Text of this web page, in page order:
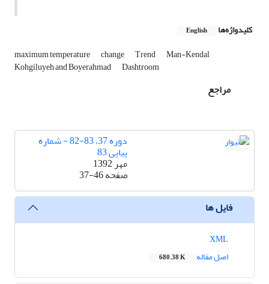
کلیدواژه‌ها English
maximum temperature change Trend Man-Kendal
Kohgiluyeh and Boyerahmad Dashtroom
مراجع
دوره 37، 83-82 - شماره
پیاپی 83
مهر 1392
صفحه37-46
فایل ها
اصل مقاله
680.38 K